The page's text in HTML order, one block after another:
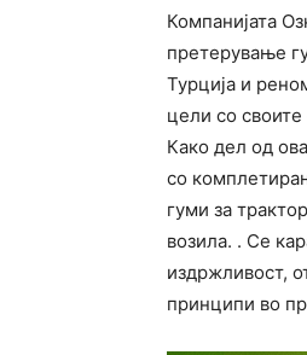
Компанијата
претерување
Турција и
цели со
Како дел од
со
гуми за
возила. . Се
издржливост,
принципи во